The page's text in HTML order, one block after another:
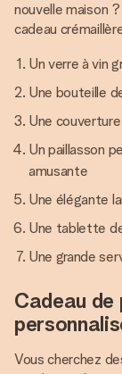
nouvelle maison
cadeau
Un verre à vin
Une bouteille
Une
Un paillasson
amusante
Une élégante
Une tablette
Une grande
Cadeau de
Vous cherchez